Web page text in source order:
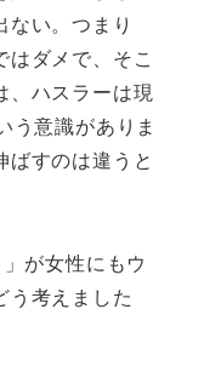
い。つまり
はダメで、そこ
、ハスラーは現
う意識がありま
ばすのは違うと
が女性にもウ
う考えました